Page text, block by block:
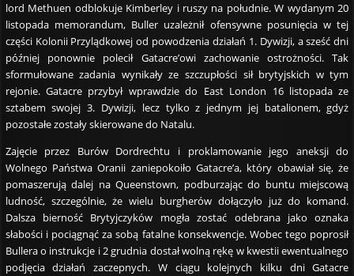
lord Methuen odblokuje Kimberley i ruszy na południe. W wydanym 20
listopada memorandum, Buller uzależnił ofensywne posunięcia w tej
części Kolonii Przylądkowej od powodzenia działań 1. Dywizji, a sześć dni
później ponownie polecił Gatacre’owi zachowanie ostrożności. Tak
sformułowane zadania wynikały ze szczupłości sił brytyjskich w tym
rejonie. Gatacre przybył wprawdzie do East London 16 listopada ze
sztabem swojej 3. Dywizji, lecz tylko z jednym jej batalionem, gdyż
pozostałe zostały skierowane do Natalu.
Zajęcie przez Burów Dordrechtu i proklamowanie jego aneksji do
Wolnego Państwa Oranii zaniepokoiło Gatacre’a, który obawiał się, że
pomaszerują dalej na Queenstown, podburzając do buntu miejscową
ludność, szczególnie, że wielu burgherów dołączyło już do komand.
Dalsza bierność Brytyjczyków mogła zostać odebrana jako oznaka
słabości i pociągnąć za sobą fatalne konsekwencje. Wobec tego poprosił
Bullera o instrukcje i 2 grudnia dostał wolną rękę w kwestii ewentualnego
podjęcia działań zaczepnych. W ciągu kolejnych kilku dni Gatacre